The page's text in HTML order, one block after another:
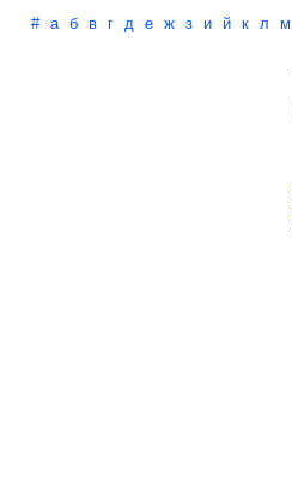
# а б в г д е ж з и й к л м